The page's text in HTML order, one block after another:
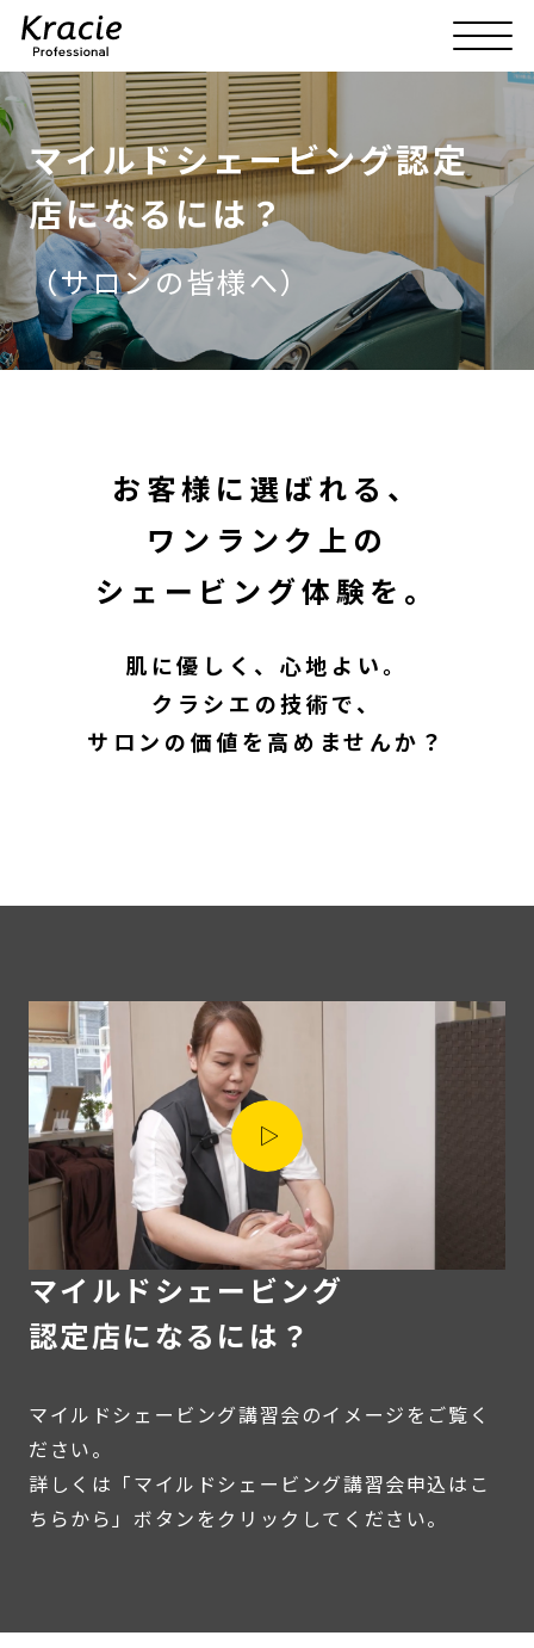
マイルドシェービング認定
店になるには？
（サロンの皆様へ）
お客様に選ばれる、
ワンランク上の
シェービング体験を。
肌に優しく、心地よい。
クラシエの技術で、
サロンの価値を高めませんか？
マイルドシェービング
認定店になるには？
マイルドシェービング講習会のイメージをご覧く
ださい。
詳しくは「マイルドシェービング講習会申込はこ
ちらから」ボタンをクリックしてください。